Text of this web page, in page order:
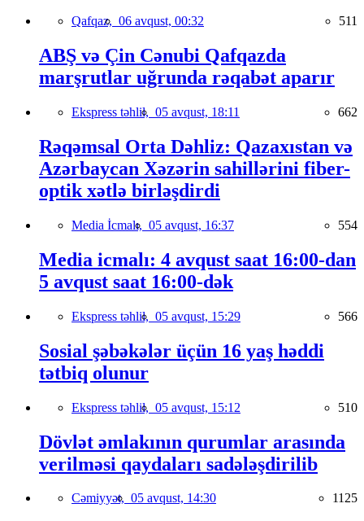
Qafqaz, 06 avqust, 00:32 511
ABŞ və Çin Cənubi Qafqazda
marşrutlar uğrunda rəqabət aparır
Ekspress təhlil, 05 avqust, 18:11 662
Rəqəmsal Orta Dəhliz: Qazaxıstan və
Azərbaycan Xəzərin sahillərini fiber-
optik xətlə birləşdirdi
Media İcmalı, 05 avqust, 16:37 554
Media icmalı: 4 avqust saat 16:00-dan
5 avqust saat 16:00-dək
Ekspress təhlil, 05 avqust, 15:29 566
Sosial şəbəkələr üçün 16 yaş həddi
tətbiq olunur
Ekspress təhlil, 05 avqust, 15:12 510
Dövlət əmlakının qurumlar arasında
verilməsi qaydaları sadələşdirilib
Cəmiyyət, 05 avqust, 14:30 1125